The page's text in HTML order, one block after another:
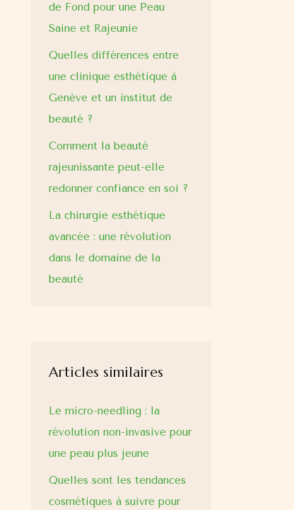
de Fond pour une Peau
Saine et Rajeunie
Quelles différences entre
une clinique esthétique à
Genève et un institut de
beauté ?
Comment la beauté
rajeunissante peut-elle
redonner confiance en soi ?
La chirurgie esthétique
avancée : une révolution
dans le domaine de la
beauté
Articles similaires
Le micro-needling : la
révolution non-invasive pour
une peau plus jeune
Quelles sont les tendances
cosmétiques à suivre pour